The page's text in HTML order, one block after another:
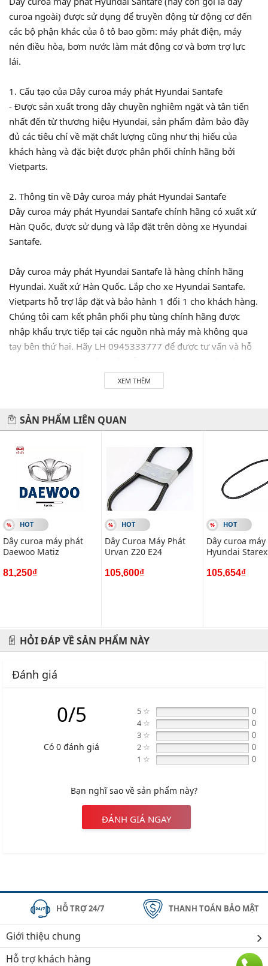
curoa ngoài) được sử dụng để truyền động từ động cơ đến
các bộ phận khác của ô tô bao gồm: máy phát điện, máy
nén điều hòa, bơm nước làm mát động cơ và bơm trợ lực
lái.
1. Cấu tạo của Dây curoa máy phát Hyundai Santafe
- Được sản xuất trong dây chuyền nghiêm ngặt và tân tiến
nhất đến từ thương hiệu Hyundai, sản phẩm đảm bảo đầy
đủ các tiêu chí về mặt chất lượng cũng như thị hiếu của
khách hàng và đặc biệt được phân phối chính hãng bởi
Vietparts.
2. Thông tin về Dây curoa máy phát Hyundai Santafe
Dây curoa máy phát Hyundai Santafe chính hãng có xuất xứ
Hàn Quốc, được sử dụng và lắp đặt trên dòng xe Hyundai
Santafe.
Dây curoa máy phát Hyundai Santafe là hàng chính hãng
Hyundai. Xuất xứ Hàn Quốc. Lắp cho xe Hyundai Santafe.
Vietparts hỗ trợ lắp đặt và bảo hành 1 đổi 1 cho khách hàng.
Chúng tôi cam kết phân phối phụ tùng chính hãng được
nhập khẩu trực tiếp tại các nguồn nhà máy mà không qua
tay bên thứ hai. Hãy LH 0945333777 để được tư vấn và hỗ
Hãy đến với chúng tôi để xế yêu của bạn được chăm sóc chu
#phugiaoto #phutungoto
-------------------------------------------------------
VIETPARTS - Thương hiệu 20 năm về cung cấp phụ tùng,
phụ kiện và phụ gia xe hơi.
Địa chỉ: 434 Trần Khát Chân- Hai Bà Trưng- Hà Nội
XEM THÊM
SẢN PHẨM LIÊN QUAN
HOT
Dây curoa máy phát
Daewoo Matiz
81,250₫
HOT
Dây Curoa Máy Phát
Urvan Z20 E24
105,600₫
HOT
Dây curoa
Hyundai
105,654₫
HỎI ĐÁP VỀ SẢN PHẨM NÀY
Đánh giá
0/5
Có 0 đánh giá
5 ☆ 0
4 ☆ 0
3 ☆ 0
2 ☆ 0
1 ☆ 0
Bạn nghĩ sao về sản phẩm này?
ĐÁNH GIÁ NGAY
HỖ TRỢ 24/7 THANH TOÁN BẢO MẬT
Giới thiệu chung
Hỗ trợ khách hàng